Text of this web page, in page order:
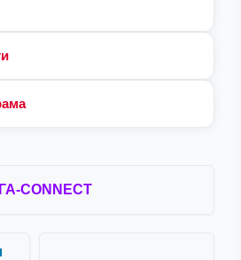
CONNECT